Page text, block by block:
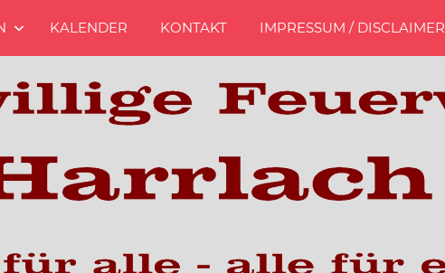
KALENDER KONTAKT IMPRESSUM / DISCLAIMER